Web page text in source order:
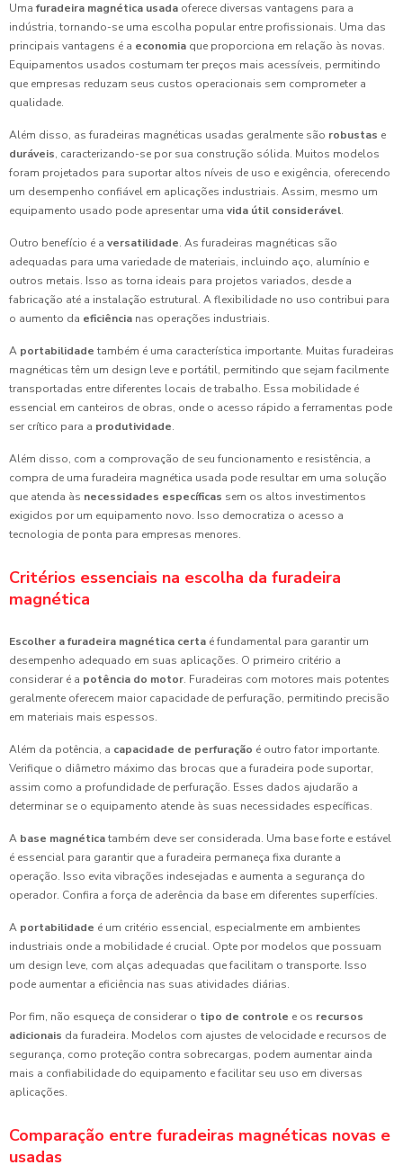
Uma furadeira magnética usada oferece diversas vantagens para a
indústria, tornando-se uma escolha popular entre profissionais. Uma das
principais vantagens é a economia que proporciona em relação às novas.
Equipamentos usados costumam ter preços mais acessíveis, permitindo
que empresas reduzam seus custos operacionais sem comprometer a
qualidade.
Além disso, as furadeiras magnéticas usadas geralmente são robustas e
duráveis, caracterizando-se por sua construção sólida. Muitos modelos
foram projetados para suportar altos níveis de uso e exigência, oferecendo
um desempenho confiável em aplicações industriais. Assim, mesmo um
equipamento usado pode apresentar uma vida útil considerável.
Outro benefício é a versatilidade. As furadeiras magnéticas são
adequadas para uma variedade de materiais, incluindo aço, alumínio e
outros metais. Isso as torna ideais para projetos variados, desde a
fabricação até a instalação estrutural. A flexibilidade no uso contribui para
o aumento da eficiência nas operações industriais.
A portabilidade também é uma característica importante. Muitas furadeiras
magnéticas têm um design leve e portátil, permitindo que sejam facilmente
transportadas entre diferentes locais de trabalho. Essa mobilidade é
essencial em canteiros de obras, onde o acesso rápido a ferramentas pode
ser crítico para a produtividade.
Além disso, com a comprovação de seu funcionamento e resistência, a
compra de uma furadeira magnética usada pode resultar em uma solução
que atenda às necessidades específicas sem os altos investimentos
exigidos por um equipamento novo. Isso democratiza o acesso a
tecnologia de ponta para empresas menores.
Critérios essenciais na escolha da furadeira
magnética
Escolher a furadeira magnética certa é fundamental para garantir um
desempenho adequado em suas aplicações. O primeiro critério a
considerar é a potência do motor. Furadeiras com motores mais potentes
geralmente oferecem maior capacidade de perfuração, permitindo precisão
em materiais mais espessos.
Além da potência, a capacidade de perfuração é outro fator importante.
Verifique o diâmetro máximo das brocas que a furadeira pode suportar,
assim como a profundidade de perfuração. Esses dados ajudarão a
determinar se o equipamento atende às suas necessidades específicas.
A base magnéticatambém deve ser considerada. Uma base forte e estável
é essencial para garantir que a furadeira permaneça fixa durante a
operação. Isso evita vibrações indesejadas e aumenta a segurança do
operador. Confira a força de aderência da base em diferentes superfícies.
A portabilidade é um critério essencial, especialmente em ambientes
industriais onde a mobilidade é crucial. Opte por modelos que possuam
um design leve, com alças adequadas que facilitam o transporte. Isso
pode aumentar a eficiência nas suas atividades diárias.
Por fim, não esqueça de considerar o tipo de controle e os recursos
adicionais da furadeira. Modelos com ajustes de velocidade e recursos de
segurança, como proteção contra sobrecargas, podem aumentar ainda
mais a confiabilidade do equipamento e facilitar seu uso em diversas
aplicações.
Comparação entre furadeiras magnéticas novas e
usadas